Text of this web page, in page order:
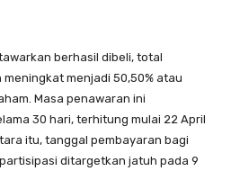
berhasil dibeli, total
meningkat menjadi 50,50% atau
Masa penawaran ini
30 hari, terhitung mulai 22 April
itu, tanggal pembayaran bagi
ditargetkan jatuh pada 9